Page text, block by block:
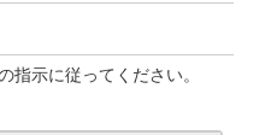
指示に従ってください。